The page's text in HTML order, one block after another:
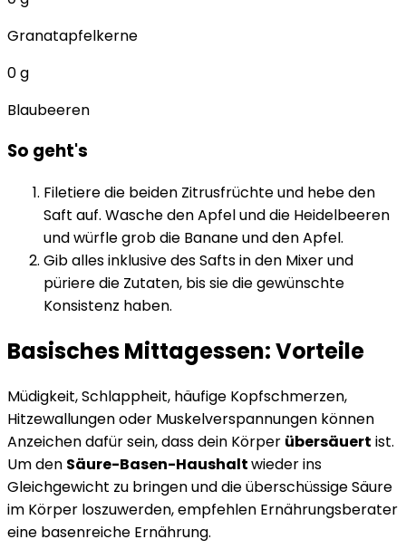
Granatapfelkerne
0g
Blaubeeren
So geht's
Filetiere die beiden Zitrusfrüchte und hebe den
Saft auf. Wasche den Apfel und die Heidelbeeren
und würfle grob die Banane und den Apfel.
Gib alles inklusive des Safts in den Mixer und
püriere die Zutaten, bis sie die gewünschte
Konsistenz haben.
Basisches Mittagessen: Vorteile
Müdigkeit, Schlappheit, häufige Kopfschmerzen,
Hitzewallungen oder Muskelverspannungen können
Anzeichen dafür sein, dass dein Körper übersäuert ist.
Um den Säure-Basen-Haushaltwieder ins
Gleichgewicht zu bringen und die überschüssige Säure
im Körper loszuwerden, empfehlen Ernährungsberater
eine basenreiche Ernährung.